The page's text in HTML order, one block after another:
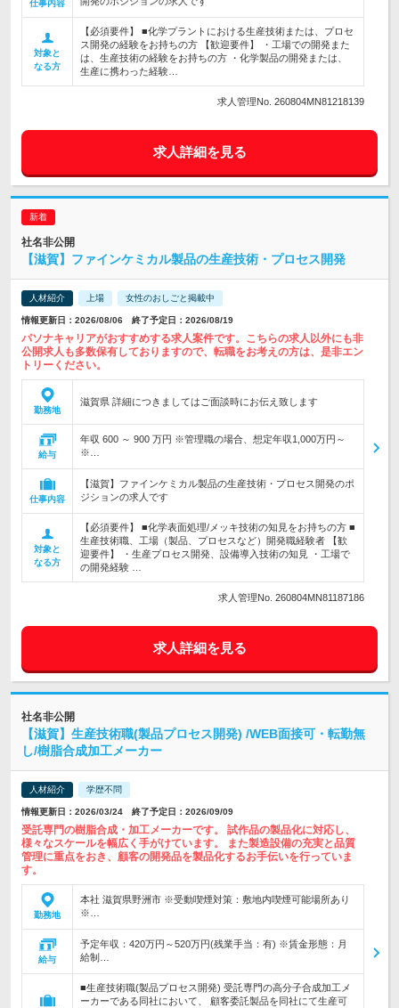
仕事内容
対象と
なる方
【必須要件】 ■化学プラントにおける生産技術または、プロセ
ス開発の経験をお持ちの方 【歓迎要件】 ・工場での開発また
は、生産技術の経験をお持ちの方 ・化学製品の開発または、
生産に携わった経験…
求人管理No. 260804MN81218139
求人詳細を見る
社名非公開
【滋賀】ファインケミカル製品の生産技術・プロセス開発
人材紹介 上場 女性のおしごと掲載中
情報更新日：2026/08/06 終了予定日：2026/08/19
パソナキャリアがおすすめする求人案件です。こちらの求人以外にも非
公開求人も多数保有しておりますので、転職をお考えの方は、是非エン
トリーください。
勤務地
滋賀県 詳細につきましてはご面談時にお伝え致します
給与
年収 600 ～ 900 万円 ※管理職の場合、想定年収1,000万円～
※…
仕事内容
【滋賀】ファインケミカル製品の生産技術・プロセス開発のポ
ジションの求人です
対象と
なる方
【必須要件】 ■化学表面処理/メッキ技術の知見をお持ちの方 ■
生産技術職、工場（製品、プロセスなど）開発職経験者 【歓
迎要件】 ・生産プロセス開発、設備導入技術の知見 ・工場で
の開発経験 …
求人管理No. 260804MN81187186
求人詳細を見る
社名非公開
【滋賀】生産技術職(製品プロセス開発) /WEB面接可・転勤無
し/樹脂合成加工メーカー
人材紹介 学歴不問
情報更新日：2026/03/24 終了予定日：2026/09/09
受託専門の樹脂合成・加工メーカーです。 試作品の製品化に対応し、
様々なスケールを幅広く手がけています。 また製造設備の充実と品質
管理に重点をおき、顧客の開発品を製品化するお手伝いを行っていま
す。
勤務地
本社 滋賀県野洲市 ※受動喫煙対策：敷地内喫煙可能場所あり
※…
給与
予定年収：420万円～520万円(残業手当：有) ※賃金形態：月
給制…
■生産技術職(製品プロセス開発) 受託専門の高分子合成加工メ
ーカーである同社において、 顧客委託製品を同社にて生産可